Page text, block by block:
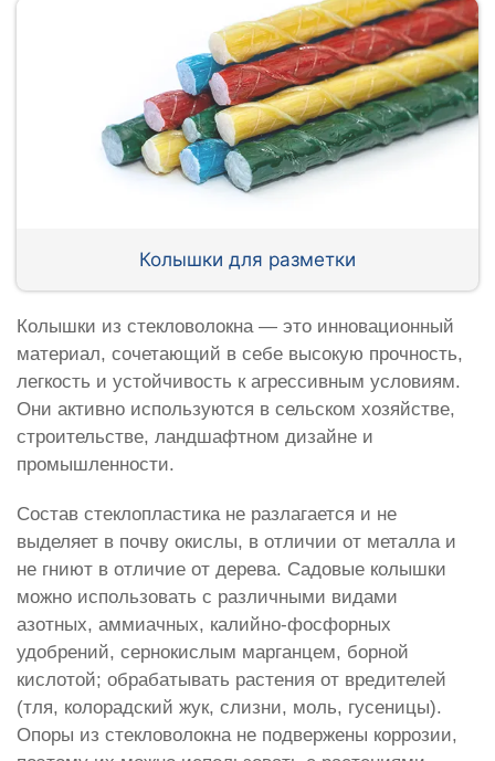
Колышки для разметки
Колышки из стекловолокна — это инновационный
материал, сочетающий в себе высокую прочность,
легкость и устойчивость к агрессивным условиям.
Они активно используются в сельском хозяйстве,
строительстве, ландшафтном дизайне и
промышленности.
Состав стеклопластика не разлагается и не
выделяет в почву окислы, в отличии от металла и
не гниют в отличие от дерева. Садовые колышки
можно использовать с различными видами
азотных, аммиачных, калийно-фосфорных
удобрений, сернокислым марганцем, борной
кислотой; обрабатывать растения от вредителей
(тля, колорадский жук, слизни, моль, гусеницы).
Опоры из стекловолокна не подвержены коррозии,